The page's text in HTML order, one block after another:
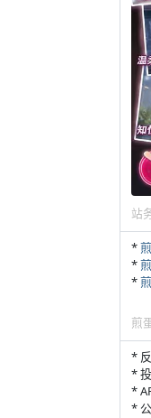
站
*
*
*
煎
*
*
*
*